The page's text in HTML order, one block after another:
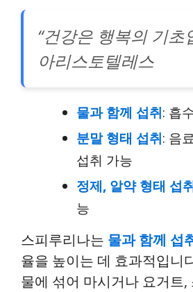
“건강은 행복의 기초
아리스토텔레스
물과 함께 섭취: 흡
분말 형태 섭취: 음
섭취 가능
정제, 알약 형태 섭
능
스피루리나는 물과 함께 섭
율을 높이는 데 효과적입니
물에 섞어 마시거나 요거트,